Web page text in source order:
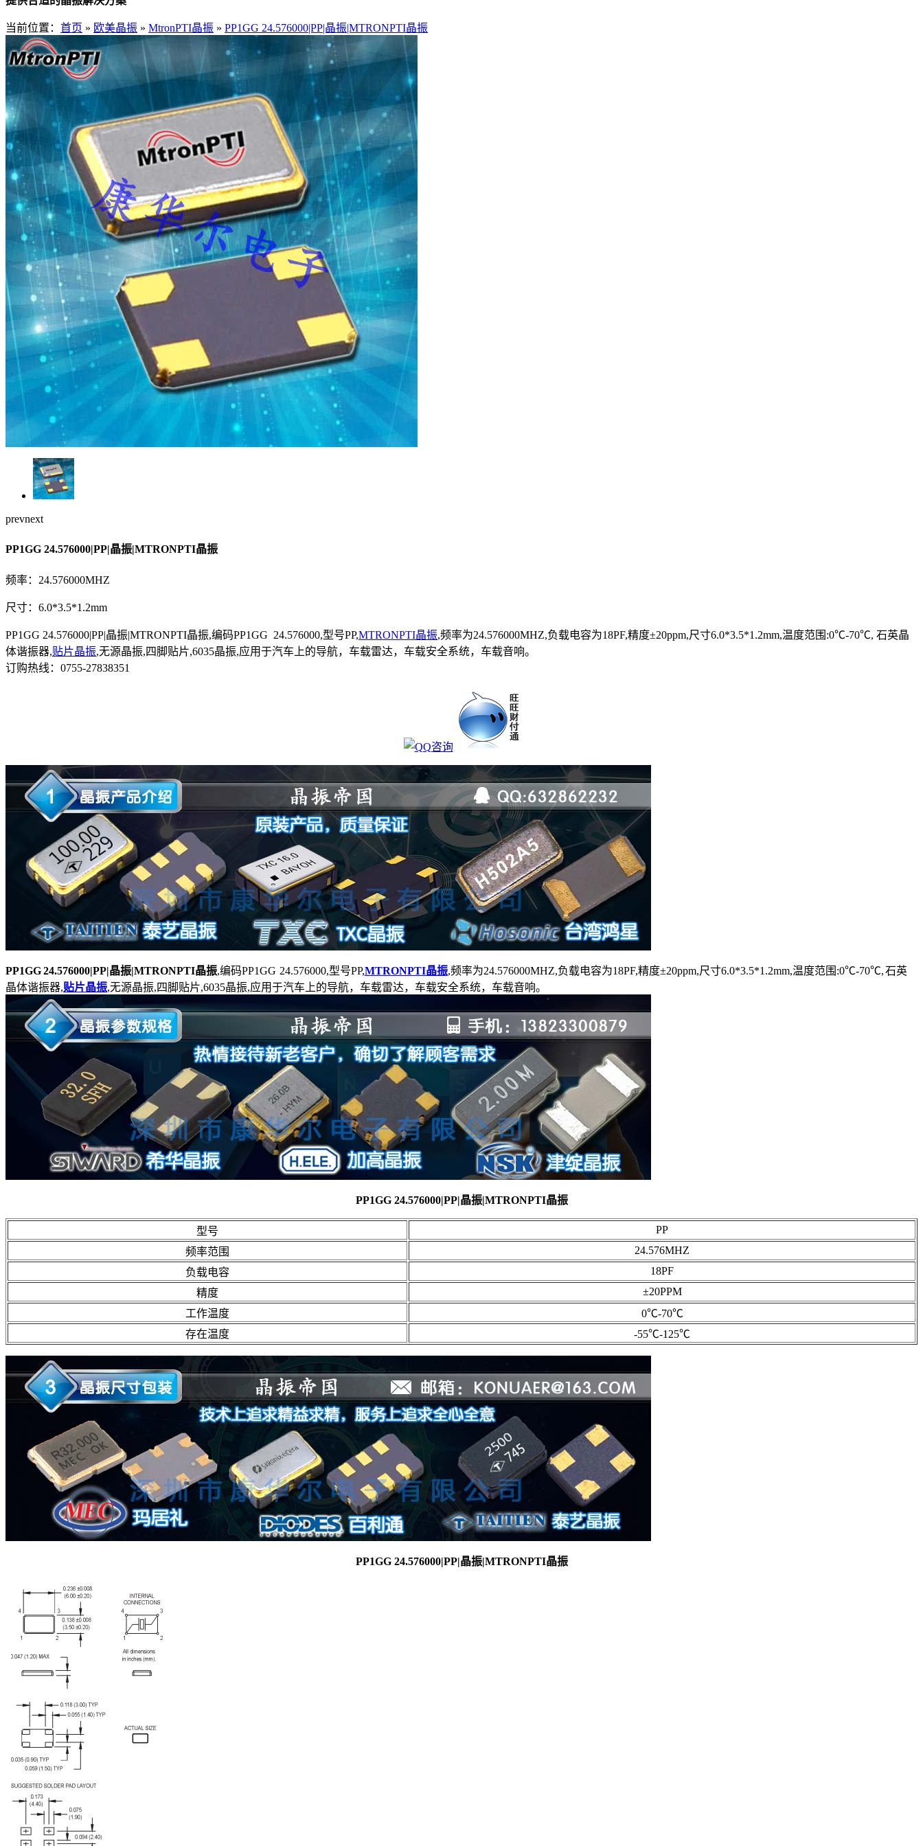
当前位置： 首页 » 欧美晶振 » MtronPTI晶振 » PP1GG 24.576000|PP|晶振|MTRONPTI晶振
prevnext
PP1GG 24.576000|PP|晶振|MTRONPTI晶振
频率：24.576000MHZ
尺寸：6.0*3.5*1.2mm
PP1GG 24.576000|PP|晶振|MTRONPTI晶振,编码PP1GG 24.576000,型号PP,MTRONPTI晶振,频率为24.576000MHZ,负载电容为18PF,精度±20ppm,尺寸6.0*3.5*1.2mm,温度范围:0℃-70℃, 石英晶
体谐振器,贴片晶振,无源晶振,四脚贴片,6035晶振,应用于汽车上的导航，车载雷达，车载安全系统，车载音响。
订购热线： 0755-27838351
PP1GG 24.576000|PP|晶振|MTRONPTI晶振,编码PP1GG 24.576000,型号PP,MTRONPTI晶振,频率为24.576000MHZ,负载电容为18PF,精度±20ppm,尺寸6.0*3.5*1.2mm,温度范围:0℃-70℃, 石英
晶体谐振器,贴片晶振,无源晶振,四脚贴片,6035晶振,应用于汽车上的导航，车载雷达，车载安全系统，车载音响。
PP1GG 24.576000|PP|晶振|MTRONPTI晶振
型号
PP
频率范围
24.576MHZ
负载电容
18PF
精度
±20PPM
工作温度
0℃-70℃
存在温度
-55℃-125℃
PP1GG 24.576000|PP|晶振|MTRONPTI晶振